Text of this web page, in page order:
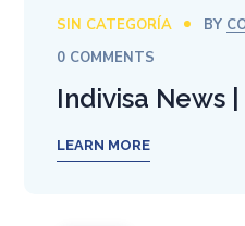
SIN CATEGORÍA BY
0 COMMENTS
Indivisa News |
LEARN MORE